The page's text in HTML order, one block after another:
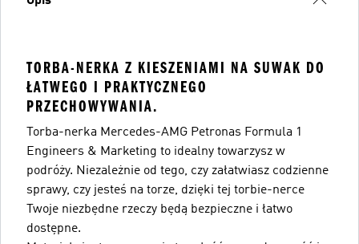
TORBA-NERKA Z KIESZENIAMI NA SUWAK DO
ŁATWEGO I PRAKTYCZNEGO
PRZECHOWYWANIA.
Torba-nerka Mercedes-AMG Petronas Formula 1
Engineers & Marketing to idealny towarzysz w
podróży. Niezależnie od tego, czy załatwiasz codzienne
sprawy, czy jesteś na torze, dzięki tej torbie-nerce
Twoje niezbędne rzeczy będą bezpieczne i łatwo
dostępne.